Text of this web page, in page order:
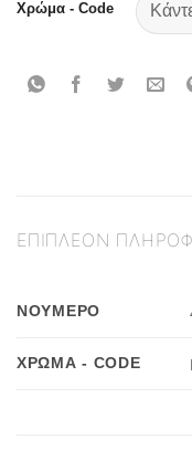
Χρώμα - Code
ΕΠΙΠΛΈΟΝ
ΝΟΎΜΕΡΟ
ΧΡΏΜΑ - CODE